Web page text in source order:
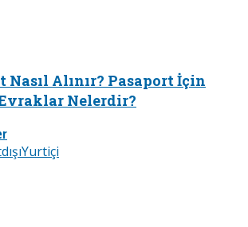
Nasıl Alınır? Pasaport İçin
Nelerdir?
Yurtiçi